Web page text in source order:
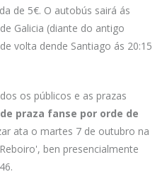
de 5€. O autobús sairá ás
Galicia (diante do antigo
volta dende Santiago ás 20:15
os públicos e as prazas
praza fanse por orde de
ata o martes 7 de outubro na
ben presencialmente